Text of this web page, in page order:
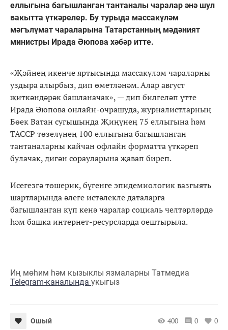
еллыгына багышланган тантаналы чаралар әнә шул
вакытта үткәрелер. Бу турыда массакүләм
мәгълүмат чараларына Татарстанның мәдәният
министры Ирада Әюпова хәбәр итте.
«Җәйнең икенче яртысында массакүләм чараларны
уздыра алырбыз, дип өметләнәм. Алар август
җиткәндәрәк башланачак», — дип билгеләп үтте
Ирада Әюпова онлайн-очрашуда, журналистларның
Бөек Ватан сугышында Җиңүнең 75 еллыгына һәм
ТАССР төзелүнең 100 еллыгына багышланган
тантаналарны кайчан офлайн форматта үткәреп
булачак, дигән сорауларына җавап биреп.
Исегезгә төшерик, бүгенге эпидемиологик вазгыять
шартларында әлеге истәлекле даталарга
багышланган күп кенә чаралар социаль челтәрләрдә
һәм башка интернет-ресурсларда оештырыла.
Иң мөһим һәм кызыклы язмаларны Татмедиа
Telegram-каналында укыгыз
Ошый 400 0 0